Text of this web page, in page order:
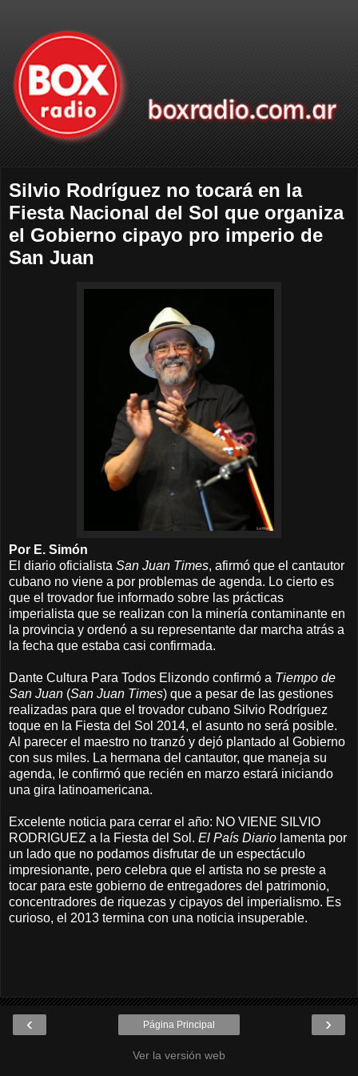
Silvio Rodríguez no tocará en la
Fiesta Nacional del Sol que organiza
el Gobierno cipayo pro imperio de
San Juan
Por E. Simón
El diario oficialista San Juan Times, afirmó que el cantautor
cubano no viene a por problemas de agenda. Lo cierto es
que el trovador fue informado sobre las prácticas
imperialista que se realizan con la minería contaminante en
la provincia y ordenó a su representante dar marcha atrás a
la fecha que estaba casi confirmada.
Dante Cultura Para Todos Elizondo confirmó a Tiempo de
San Juan (San Juan Times) que a pesar de las gestiones
realizadas para que el trovador cubano Silvio Rodríguez
toque en la Fiesta del Sol 2014, el asunto no será posible.
Al parecer el maestro no tranzó y dejó plantado al Gobierno
con sus miles. La hermana del cantautor, que maneja su
agenda, le confirmó que recién en marzo estará iniciando
una gira latinoamericana.
Excelente noticia para cerrar el año: NO VIENE SILVIO
RODRIGUEZ a la Fiesta del Sol. El País Diario lamenta por
un lado que no podamos disfrutar de un espectáculo
impresionante, pero celebra que el artista no se preste a
tocar para este gobierno de entregadores del patrimonio,
concentradores de riquezas y cipayos del imperialismo. Es
curioso, el 2013 termina con una noticia insuperable.
‹ ›
Página Principal
Ver la versión web